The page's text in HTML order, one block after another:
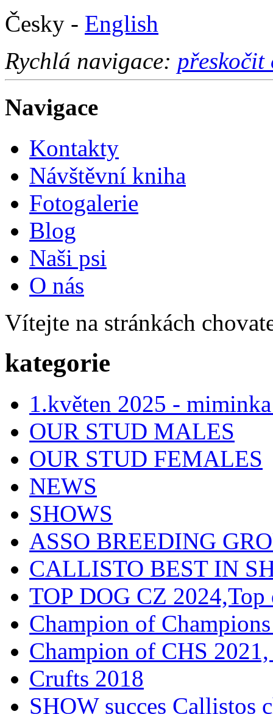
Česky - English
Rychlá navigace: přeskočit
Navigace
Kontakty
Návštěvní kniha
Fotogalerie
Blog
Naši psi
O nás
Vítejte na stránkách
kategorie
1.květen 2025 -
OUR STUD MALES
OUR STUD FEMALES
NEWS
SHOWS
ASSO BREEDING
CALLISTO BEST IN
TOP DOG CZ
Champion of
Champion of CHS
Crufts 2018
SHOW succes Callistos